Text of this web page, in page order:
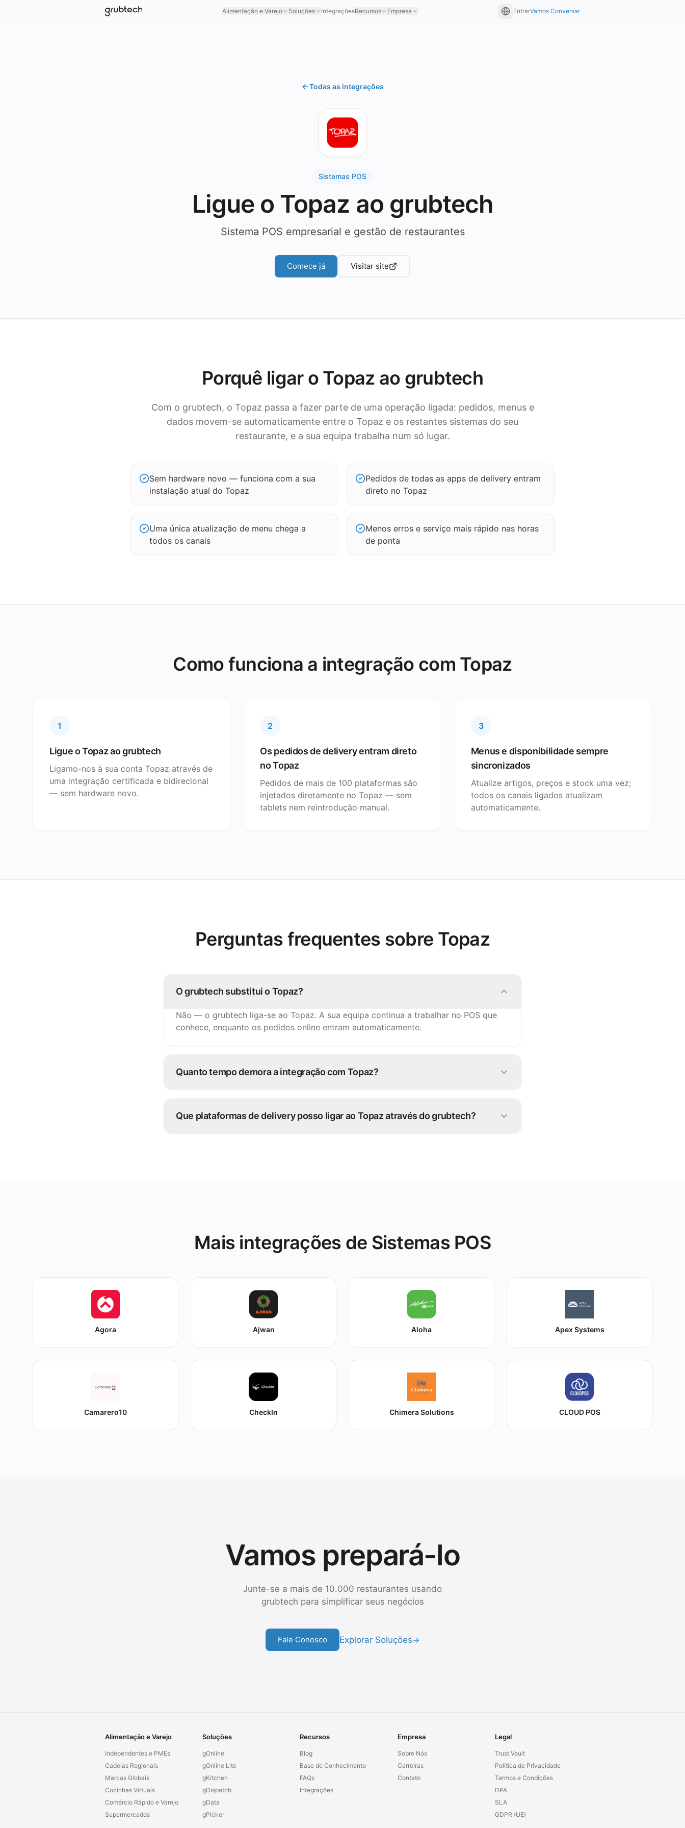
Alimentação e Varejo Soluções IntegraçõesRecursos Empresa EntrarVamos Conversar
Todas as integrações
Sistemas POS
Ligue o Topaz ao grubtech
Sistema POS empresarial e gestão de restaurantes
Comece já Visitar site
Porquê ligar o Topaz ao grubtech
Com o grubtech, o Topaz passa a fazer parte de uma operação ligada: pedidos, menus e
dados movem-se automaticamente entre o Topaz e os restantes sistemas do seu
restaurante, e a sua equipa trabalha num só lugar.
Sem hardware novo — funciona com a sua
instalação atual do Topaz
Pedidos de todas as apps de delivery entram
direto no Topaz
Uma única atualização de menu chega a
todos os canais
Menos erros e serviço mais rápido nas horas
de ponta
Como funciona a integração com Topaz
1
Ligue o Topaz ao grubtech
Ligamo-nos à sua conta Topaz através de
uma integração certificada e bidirecional
— sem hardware novo.
2
Os pedidos de delivery entram direto
no Topaz
Pedidos de mais de 100 plataformas são
injetados diretamente no Topaz — sem
tablets nem reintrodução manual.
3
Menus e disponibilidade sempre
sincronizados
Atualize artigos, preços e stock uma vez;
todos os canais ligados atualizam
automaticamente.
Perguntas frequentes sobre Topaz
O grubtech substitui o Topaz?
Não — o grubtech liga-se ao Topaz. A sua equipa continua a trabalhar no POS que
conhece, enquanto os pedidos online entram automaticamente.
Quanto tempo demora a integração com Topaz?
Que plataformas de delivery posso ligar ao Topaz através do grubtech?
Mais integrações de Sistemas POS
Agora Ajwan Aloha Apex Systems
Camarero10 CheckIn Chimera Solutions CLOUD POS
Vamos prepará-lo
Junte-se a mais de 10.000 restaurantes usando
grubtech para simplificar seus negócios
Fale Conosco Explorar Soluções→
Alimentação e Varejo
Independentes e PMEs
Cadeias Regionais
Marcas Globais
Cozinhas Virtuais
Comércio Rápido e Varejo
Supermercados
Soluções
gOnline
gOnline Lite
gKitchen
gDispatch
gData
gPicker
Recursos
Blog
Base de Conhecimento
FAQs
Integrações
Empresa
Sobre Nós
Carreiras
Contato
Legal
Trust Vault
Política de Privacidade
Termos e Condições
DPA
SLA
GDPR (UE)